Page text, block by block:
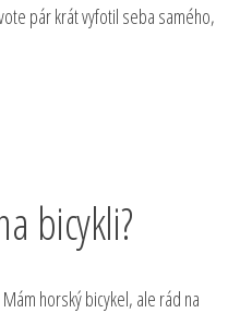
pár krát vyfotil seba samého,
bicykli?
horský bicykel, ale rád na